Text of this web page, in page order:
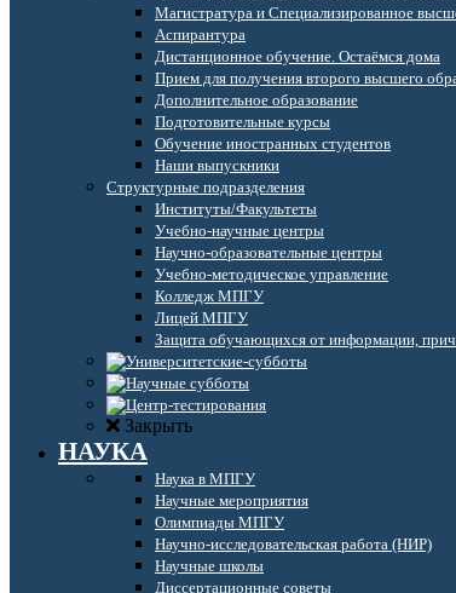
Магистратура и Специализированное
Аспирантура
Дистанционное обучение. Остаёмся дома
Прием для получения второго высшего
Дополнительное образование
Подготовительные курсы
Обучение иностранных студентов
Наши выпускники
Структурные подразделения
Институты/Факультеты
Учебно-научные центры
Научно-образовательные центры
Учебно-методическое управление
Колледж МПГУ
Лицей МПГУ
Защита обучающихся от информации,
Закрыть
НАУКА
Наука в МПГУ
Научные мероприятия
Олимпиады МПГУ
Научно-исследовательская работа (НИР)
Научные школы
Диссертационные советы